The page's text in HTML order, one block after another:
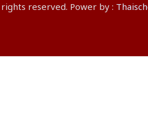
reserved. Power by :